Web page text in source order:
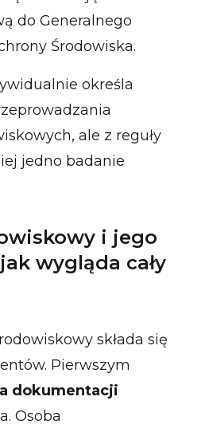
do Generalnego
Środowiska.
określa
ale z reguły
jedno badanie
i jego
wygląda cały
składa się
Pierwszym
dokumentacji
Osoba